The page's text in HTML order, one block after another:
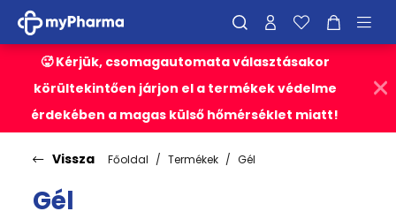
🥵 Kérjük, csomagautomata választásakor
körültekintően járjon el a termékek védelme
érdekében a magas külső hőmérséklet miatt!
Vissza Főoldal Termékek Gél
Gél